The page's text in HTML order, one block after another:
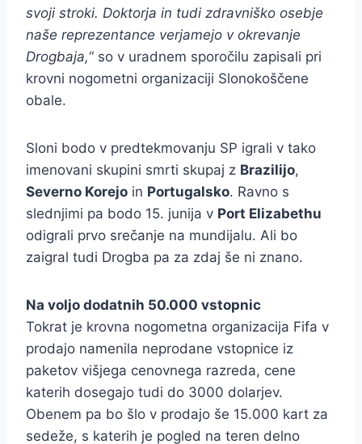
svoji stroki. Doktorja in tudi zdravniško osebje
naše reprezentance verjamejo v okrevanje
Drogbaja,“ so v uradnem sporočilu zapisali pri
krovni nogometni organizaciji Slonokoščene
obale.
Sloni bodo v predtekmovanju SP igrali v tako
imenovani skupini smrti skupaj z Brazilijo,
Severno Korejo in Portugalsko. Ravno s
slednjimi pa bodo 15. junija v Port Elizabethu
odigrali prvo srečanje na mundijalu. Ali bo
zaigral tudi Drogba pa za zdaj še ni znano.
Na voljo dodatnih 50.000 vstopnic
Tokrat je krovna nogometna organizacija Fifa v
prodajo namenila neprodane vstopnice iz
paketov višjega cenovnega razreda, cene
katerih dosegajo tudi do 3000 dolarjev.
Obenem pa bo šlo v prodajo še 15.000 kart za
sedeže, s katerih je pogled na teren delno